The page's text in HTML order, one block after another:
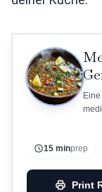
15 minprep
Print